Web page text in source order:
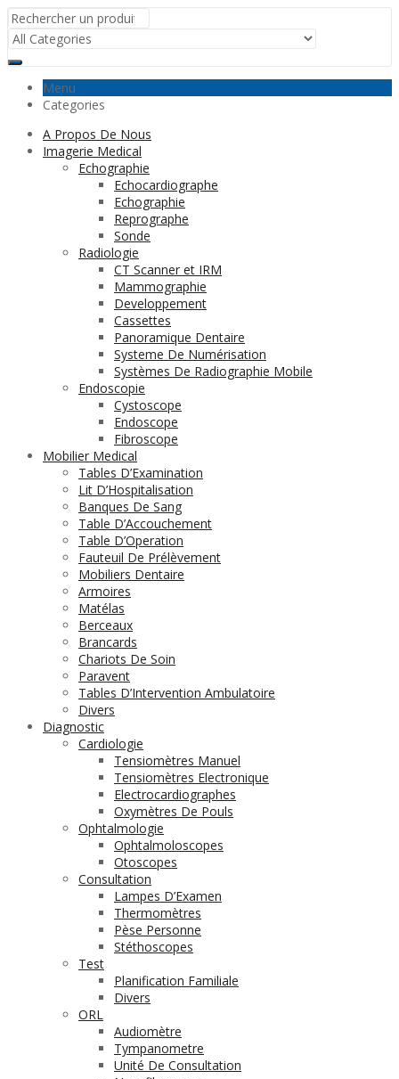
Menu
Categories
A Propos De Nous
Imagerie Medical
Echographie
Echocardiographe
Echographie
Reprographe
Sonde
Radiologie
CT Scanner et IRM
Mammographie
Developpement
Cassettes
Panoramique Dentaire
Systeme De Numérisation
Systèmes De Radiographie Mobile
Endoscopie
Cystoscope
Endoscope
Fibroscope
Mobilier Medical
Tables D’Examination
Lit D’Hospitalisation
Banques De Sang
Table D’Accouchement
Table D’Operation
Fauteuil De Prélèvement
Mobiliers Dentaire
Armoires
Matélas
Berceaux
Brancards
Chariots De Soin
Paravent
Tables D’Intervention Ambulatoire
Divers
Diagnostic
Cardiologie
Tensiomètres Manuel
Tensiomètres Electronique
Electrocardiographes
Oxymètres De Pouls
Ophtalmologie
Ophtalmoloscopes
Otoscopes
Consultation
Lampes D’Examen
Thermomètres
Pèse Personne
Stéthoscopes
Test
Planification Familiale
Divers
ORL
Audiomètre
Tympanometre
Unité De Consultation